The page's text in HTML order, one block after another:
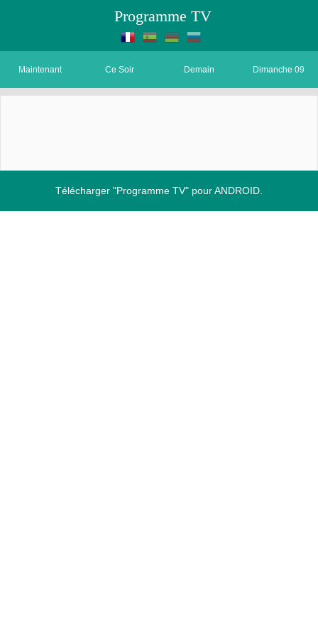
Programme TV
Maintenant Ce Soir Demain Dimanche 09
Télécharger "Programme TV" pour ANDROID.